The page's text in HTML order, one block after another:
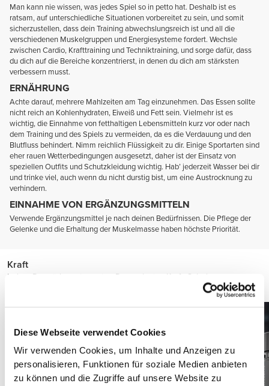
Diese Webseite verwendet Cookies
Wir verwenden Cookies, um Inhalte und Anzeigen zu
personalisieren, Funktionen für soziale Medien anbieten
zu können und die Zugriffe auf unsere Website zu
Man kann nie wissen, was jedes Spiel so in petto hat. Deshalb ist es
ratsam, auf unterschiedliche Situationen vorbereitet zu sein, und somit
sicherzustellen, dass dein Training abwechslungsreich ist und all die
verschiedenen Muskelgruppen und Energiesysteme fordert. Wechsle
zwischen Cardio, Krafttraining und Techniktraining, und sorge dafür, dass
du dich auf die Bereiche konzentrierst, in denen du dich am stärksten
verbessern musst.
ERNÄHRUNG
Achte darauf, mehrere Mahlzeiten am Tag einzunehmen. Das Essen sollte
nicht reich an Kohlenhydraten, Eiweiß und Fett sein. Vielmehr ist es
wichtig, die Einnahme von fetthaltigen Lebensmitteln kurz vor oder nach
dem Training und des Spiels zu vermeiden, da es die Verdauung und den
Blutfluss behindert. Nimm reichlich Flüssigkeit zu dir. Einige Sportarten sind
eher rauen Wetterbedingungen ausgesetzt, daher ist der Einsatz von
speziellen Outfits und Schutzkleidung wichtig. Hab’ jederzeit Wasser bei dir
und trinke viel, auch wenn du nicht durstig bist, um eine Austrocknung zu
verhindern.
EINNAHME VON ERGÄNZUNGSMITTELN
Verwende Ergänzungsmittel je nach deinen Bedürfnissen. Die Pflege der
Gelenke und die Erhaltung der Muskelmasse haben höchste Priorität.
Kraft
Indem Du stärker wirst, wirst Du explosive Kraft, Schub,
Beschleunigung und Geschwindigkeit dazugewinnen.